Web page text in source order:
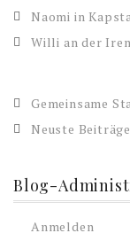
Naomi in
Willi an der
Gemeinsame
Neuste Beiträge
Blog-
Anmelden